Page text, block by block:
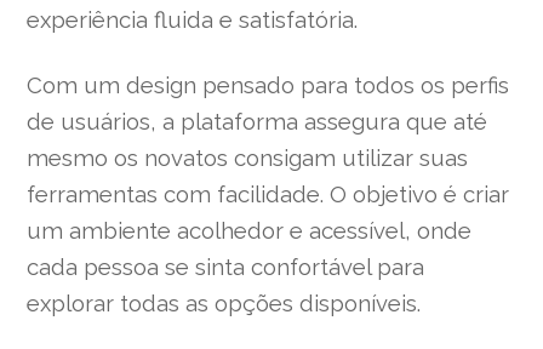
experiência fluida e satisfatória.
Com um design pensado para todos os perfis
de usuários, a plataforma assegura que até
mesmo os novatos consigam utilizar suas
ferramentas com facilidade. O objetivo é criar
um ambiente acolhedor e acessível, onde
cada pessoa se sinta confortável para
explorar todas as opções disponíveis.